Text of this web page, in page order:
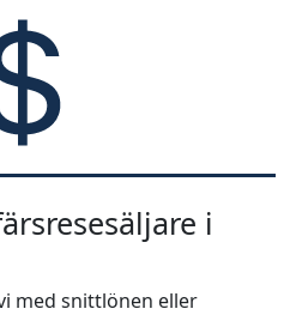
i
med snittlönen eller